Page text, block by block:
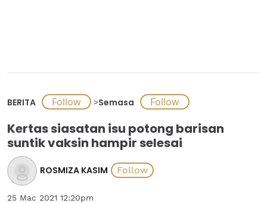
BERITA >Semasa
Kertas siasatan isu potong barisan
suntik vaksin hampir selesai
ROSMIZA KASIM
25 Mac 2021 12:20pm